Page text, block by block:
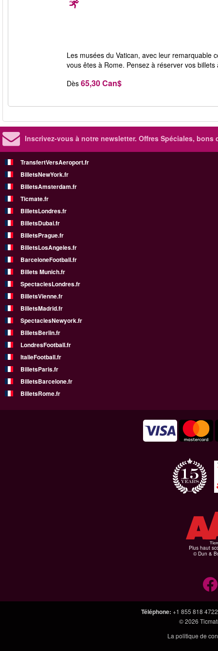
Les musées du Vatican, avec leur
vous êtes à Rome. Pensez à réserver vos
Dès 65,30 Can$
Inscrivez-vous à notre newsletter. Offres Spéciales, bons
TransfertVersAeroport.fr
BilletsNewYork.fr
BilletsAmsterdam.fr
Ticmate.fr
BilletsLondres.fr
BilletsDubai.fr
BilletsPrague.fr
BilletsLosAngeles.fr
BarceloneFootball.fr
Billets Munich.fr
SpectaclesLondres.fr
BilletsVienne.fr
BilletsMadrid.fr
SpectaclesNewyork.fr
BilletsBerlin.fr
LondresFootball.fr
ItalieFootball.fr
BilletsParis.fr
BilletsBarcelone.fr
BilletsRome.fr
Plus haut
© Dun &
Téléphone: +1 855 818 4722
© 2026
La politique de